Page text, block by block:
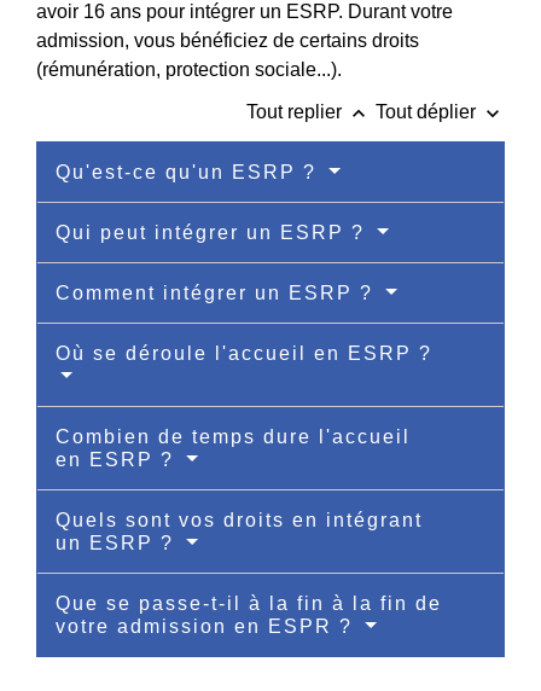
avoir 16 ans pour intégrer un ESRP. Durant votre
admission, vous bénéficiez de certains droits
(rémunération, protection sociale...).
Tout replier keyboard_arrow_up Tout déplier keyboard_arrow_down
Qu'est-ce qu'un ESRP ?
Qui peut intégrer un ESRP ?
Comment intégrer un ESRP ?
Où se déroule l'accueil en ESRP ?
Combien de temps dure l'accueil
en ESRP ?
Quels sont vos droits en intégrant
un ESRP ?
Que se passe-t-il à la fin à la fin de
votre admission en ESPR ?